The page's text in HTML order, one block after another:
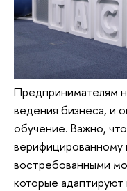
Предпринимателям
ведения бизнеса, и
обучение. Важно,
верифицированному
востребованными
которые